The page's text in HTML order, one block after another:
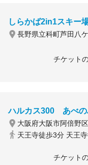
しらかば2in1スキー
長野県立科町芦田八
チケット
ハルカス300 あべの
大阪府大阪市阿倍野
天王寺徒歩3分 天王
チケット